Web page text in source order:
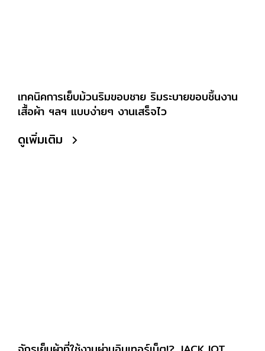
เทคนิคการเย็บม้วนริมขอบชาย ริมระบายขอบชิ้นงาน
เสื้อผ้า ฯลฯ แบบง่ายๆ งานเสร็จไว
ดูเพิ่มเติม